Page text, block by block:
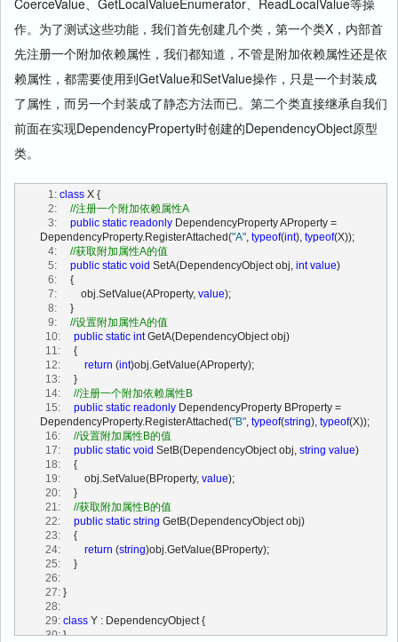
  54:
  55:
//获取元数据，依据forType
  56:
public PropertyMetadata GetMetadata(Type forType)
  57:
         {
  58:
(metadataByType.ContainsKey (forType))
  59:
return metadataByType[forType];
  61:
         }
  62:
  63:
//获取元数据，依据该依赖属性
  67:
  68:
return null;
  69:
         }
  70:
  71:
//获取元数据，依据dependencyObjectType
  72:
public PropertyMetadata
GetMetadata(DependencyObjectType dependencyObjectType)
  73:
         {
  74:
(dependencyObjectType.SystemType))
  75:
return
metadataByType[dependencyObjectType.SystemType];
  76:
return null;
  77:
         }
  78:
  79:
//验证类型是否有效
  80:
public bool IsValidType(object value)
  81:
         {
  82:
return PropertyType.IsInstanceOfType (value);
  83:
         }
  84:
  85:
  86:
public bool IsValidValue(
  87:
         {
  88:
  89:
return false;
  90:
  91:
  92:
  93:
  94:
  95:
//重写元数据，使用PropertyMetadata类的DoMerge方法来操作
作。为了测试这些功能，我们首先创建几个类，第一个类X，内部首
先注册一个附加依赖属性，我们都知道，不管是附加依赖属性还是依
赖属性，都需要使用到GetValue和SetValue操作，只是一个封装成
了属性，而另一个封装成了静态方法而已。第二个类直接继承自我们
前面在实现DependencyProperty时创建的DependencyObject原型
类。
   1:
class X {
   2:
//注册一个附加依赖属性A
   3:
public static readonly DependencyProperty AProperty =
DependencyProperty.RegisterAttached("A", typeof(int), typeof(X));
   4:
//获取附加属性A的值
   5:
public static void SetA(DependencyObject obj, int value)
   6:
     {
   7:
         obj.SetValue(AProperty,
value);
   8:
     }
   9:
//设置附加属性A的值
  10:
public static int GetA(DependencyObject obj)
  11:
     {
  12:
return (int)obj.GetValue(AProperty);
  13:
     }
  14:
//注册一个附加依赖属性B
  15:
public static readonly DependencyProperty BProperty =
DependencyProperty.RegisterAttached("B", typeof(string), typeof(X));
  16:
//设置附加属性B的值
  17:
public static void SetB(DependencyObject obj, string value)
  18:
     {
  19:
         obj.SetValue(BProperty,
value);
  20:
     }
  21:
//获取附加属性B的值
  22:
public static string GetB(DependencyObject obj)
  23:
     {
  24:
return (string)obj.GetValue(BProperty);
  25:
     }
  26:
  27:
}
  28:
  29:
class Y : DependencyObject {
  30:
}